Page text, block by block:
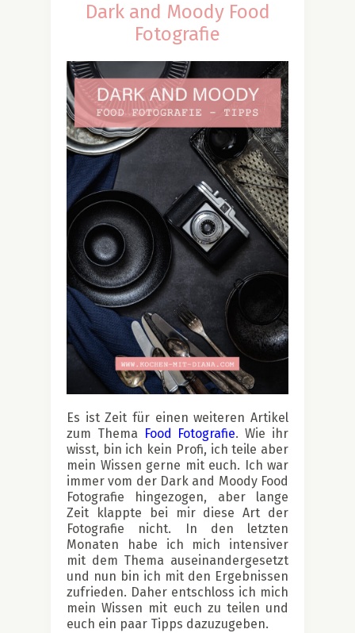
Dark and Moody Food
Fotografie
Es ist Zeit für einen weiteren Artikel
zum Thema Food Fotografie. Wie ihr
wisst, bin ich kein Profi, ich teile aber
mein Wissen gerne mit euch. Ich war
immer vom der Dark and Moody Food
Fotografie hingezogen, aber lange
Zeit klappte bei mir diese Art der
Fotografie nicht. In den letzten
Monaten habe ich mich intensiver
mit dem Thema auseinandergesetzt
und nun bin ich mit den Ergebnissen
zufrieden. Daher entschloss ich mich
mein Wissen mit euch zu teilen und
euch ein paar Tipps dazuzugeben.